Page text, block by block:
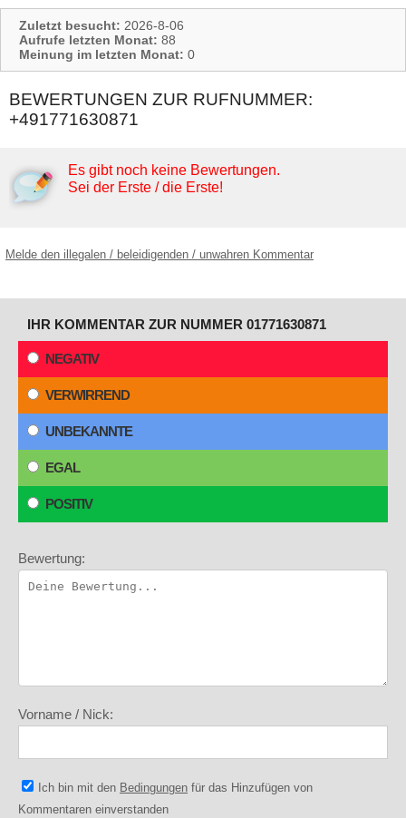
Zuletzt besucht: 2026-8-06
Aufrufe letzten Monat: 88
Meinung im letzten Monat: 0
BEWERTUNGEN ZUR RUFNUMMER:
+491771630871
Es gibt noch keine Bewertungen.
Sei der Erste / die Erste!
Melde den illegalen / beleidigenden / unwahren Kommentar
IHR KOMMENTAR ZUR NUMMER 01771630871
NEGATIV
VERWIRREND
UNBEKANNTE
EGAL
POSITIV
Bewertung:
Vorname / Nick:
Ich bin mit den Bedingungen für das Hinzufügen von
Kommentaren einverstanden